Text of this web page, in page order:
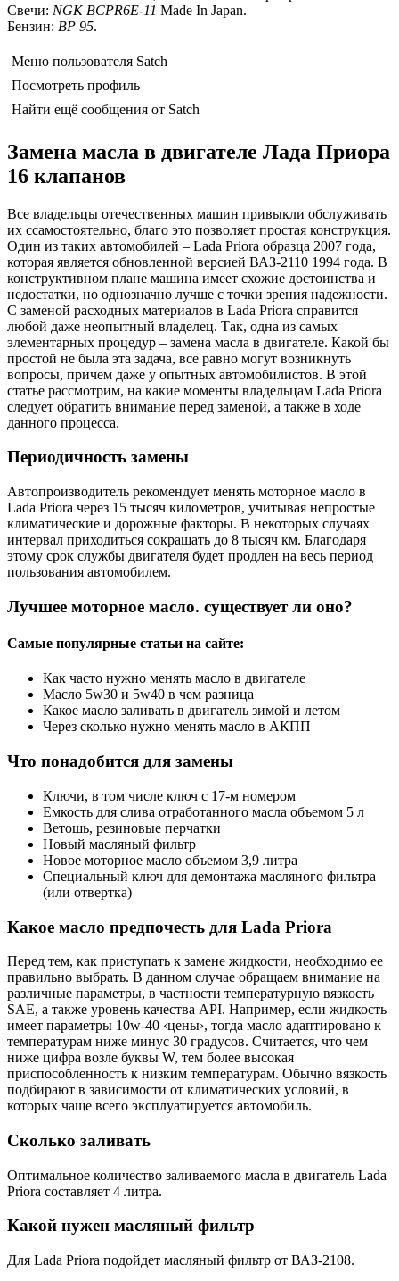
Свечи: NGK BCPR6E-11 Made In Japan.
Бензин: BP 95.
Меню пользователя Satch
Посмотреть профиль
Найти ещё сообщения от Satch
Замена масла в двигателе Лада Приора
16 клапанов
Все владельцы отечественных машин привыкли обслуживать
их cсамостоятельно, благо это позволяет простая конструкция.
Один из таких автомобилей – Lada Priora образца 2007 года,
которая является обновленной версией ВАЗ-2110 1994 года. В
конструктивном плане машина имеет схожие достоинства и
недостатки, но однозначно лучше с точки зрения надежности.
С заменой расходных материалов в Lada Priora справится
любой даже неопытный владелец. Так, одна из самых
элементарных процедур – замена масла в двигателе. Какой бы
простой не была эта задача, все равно могут возникнуть
вопросы, причем даже у опытных автомобилистов. В этой
статье рассмотрим, на какие моменты владельцам Lada Priora
следует обратить внимание перед заменой, а также в ходе
данного процесса.
Периодичность замены
Автопроизводитель рекомендует менять моторное масло в
Lada Priora через 15 тысяч километров, учитывая непростые
климатические и дорожные факторы. В некоторых случаях
интервал приходиться сокращать до 8 тысяч км. Благодаря
этому срок службы двигателя будет продлен на весь период
пользования автомобилем.
Лучшее моторное масло. существует ли оно?
Самые популярные статьи на сайте:
Как часто нужно менять масло в двигателе
Масло 5w30 и 5w40 в чем разница
Какое масло заливать в двигатель зимой и летом
Через сколько нужно менять масло в АКПП
Что понадобится для замены
Ключи, в том числе ключ с 17-м номером
Емкость для слива отработанного масла объемом 5 л
Ветошь, резиновые перчатки
Новый масляный фильтр
Новое моторное масло объемом 3,9 литра
Специальный ключ для демонтажа масляного фильтра
(или отвертка)
Какое масло предпочесть для Lada Priora
Перед тем, как приступать к замене жидкости, необходимо ее
правильно выбрать. В данном случае обращаем внимание на
различные параметры, в частности температурную вязкость
SAE, а также уровень качества API. Например, если жидкость
имеет параметры 10w-40 ‹цены›, тогда масло адаптировано к
температурам ниже минус 30 градусов. Считается, что чем
ниже цифра возле буквы W, тем более высокая
приспособленность к низким температурам. Обычно вязкость
подбирают в зависимости от климатических условий, в
которых чаще всего эксплуатируется автомобиль.
Сколько заливать
Оптимальное количество заливаемого масла в двигатель Lada
Priora составляет 4 литра.
Какой нужен масляный фильтр
Для Lada Priora подойдет масляный фильтр от ВАЗ-2108.